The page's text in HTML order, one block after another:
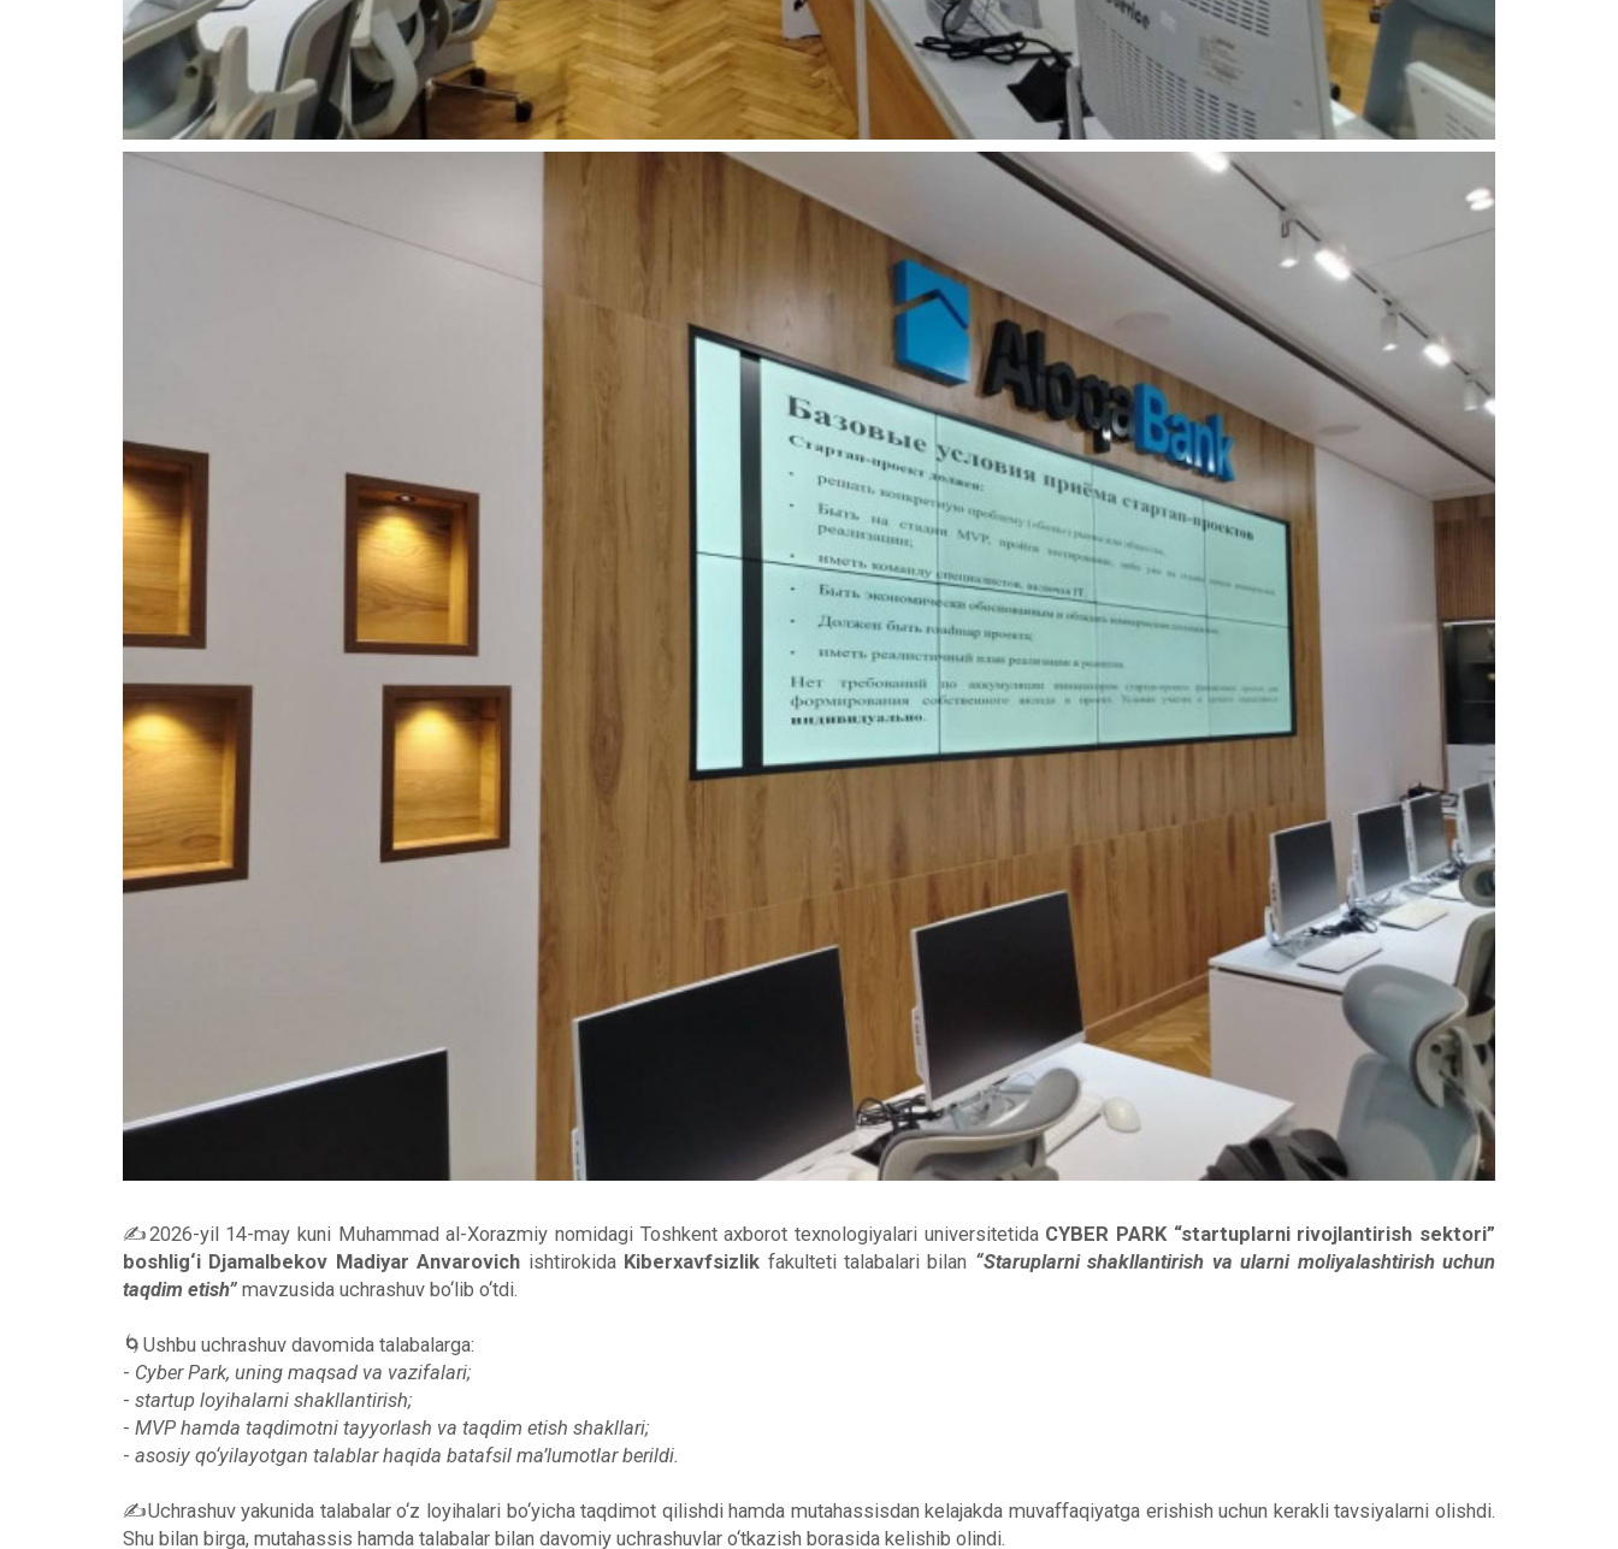
✍️2026-yil 14-may kuni Muhammad al-Xorazmiy nomidagi Toshkent axborot texnologiyalari universitetida CYBER PARK “startuplarni rivojlantirish sektori”
boshlig‘i Djamalbekov Madiyar Anvarovich ishtirokida Kiberxavfsizlik fakulteti talabalari bilan “Staruplarni shakllantirish va ularni moliyalashtirish uchun
taqdim etish” mavzusida uchrashuv bo‘lib o‘tdi.
🌀Ushbu uchrashuv davomida talabalarga:
- Cyber Park, uning maqsad va vazifalari;
- startup loyihalarni shakllantirish;
- MVP hamda taqdimotni tayyorlash va taqdim etish shakllari;
- asosiy qo‘yilayotgan talablar haqida batafsil ma’lumotlar berildi.
✍️Uchrashuv yakunida talabalar o‘z loyihalari bo‘yicha taqdimot qilishdi hamda mutahassisdan kelajakda muvaffaqiyatga erishish uchun kerakli tavsiyalarni olishdi.
Shu bilan birga, mutahassis hamda talabalar bilan davomiy uchrashuvlar o‘tkazish borasida kelishib olindi.